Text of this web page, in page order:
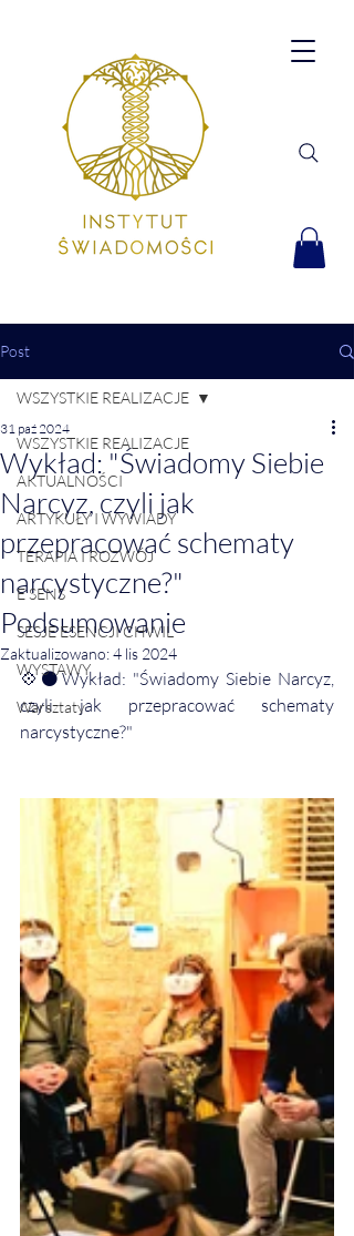
Post
WSZYSTKIE REALIZACJE
AKTUALNOŚCI
ARTYKUŁY I WYWIADY
TERAPIA I ROZWÓJ
E SENS
SESJE ESENCJI CHWIL
WYSTAWY
Warsztaty
WSZYSTKIE REALIZACJE
Wykład: "Świadomy Siebie
Narcyz, czyli jak
przepracować schematy
narcystyczne?"
Podsumowanie
31 paź 2024
Zaktualizowano:4 lis 2024
💠⚫️Wykład: "Świadomy Siebie Narcyz,
czyli jak przepracować schematy
narcystyczne?"